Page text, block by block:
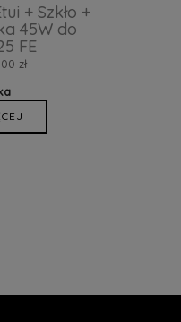
+ Szkło +
45W do
FE
zł